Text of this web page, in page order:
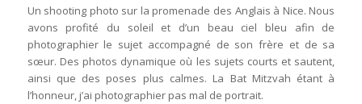
Un shooting photo sur la promenade des Anglais à Nice. Nous
avons profité du soleil et d’un beau ciel bleu afin de
photographier le sujet accompagné de son frère et de sa
sœur. Des photos dynamique où les sujets courts et sautent,
ainsi que des poses plus calmes. La Bat Mitzvah étant à
l’honneur, j’ai photographier pas mal de portrait.